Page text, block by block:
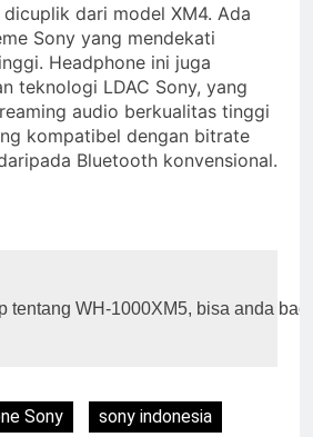
dari model XM4. Ada
Sony yang mendekati
Headphone ini juga
teknologi LDAC Sony, yang
audio berkualitas tinggi
kompatibel dengan bitrate
Bluetooth konvensional.
tentang WH-1000XM5, bisa anda
Sony sony indonesia